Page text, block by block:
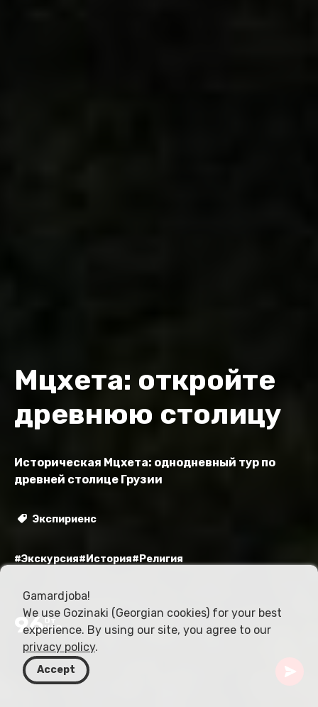
Мцхета: откройте
древнюю столицу
Историческая Мцхета: однодневный тур по
древней столице Грузии
Экспириенс
#Экскурсия#История#Религия
96От
USD
Gamardjoba!
We use Gozinaki (Georgian cookies) for your best
experience. By using our site, you agree to our
privacy policy.
Accept